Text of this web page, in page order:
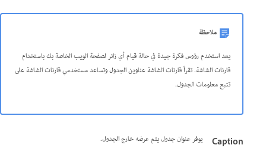
ملاحظة
يعد استخدم رؤوس فكرة جيدة في حالة قيام أي زائر لصفحة الويب الخاصة بك باستخدام
قارئات الشاشة. تقرأ قارئات الشاشة عناوين الجدول وتساعد مستخدمي قارئات الشاشة على
تتبع معلومات الجدول.
Caption يوفر عنوان جدول يتم عرضه خارج الجدول.